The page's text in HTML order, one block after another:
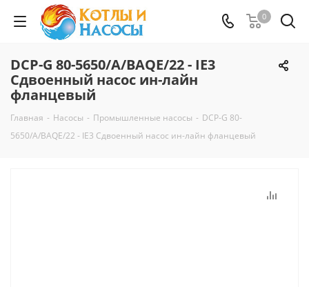
0
DCP-G 80-5650/A/BAQE/22 - IE3
Сдвоенный насос ин-лайн
фланцевый
Главная - Насосы - Промышленные насосы - DCP-G 80-
5650/A/BAQE/22 - IE3 Сдвоенный насос ин-лайн фланцевый